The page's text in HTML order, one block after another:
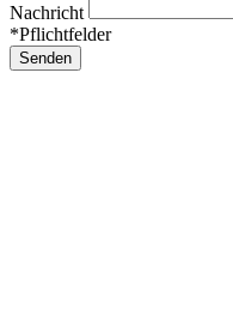
Nachricht
*Pflichtfelder
Senden